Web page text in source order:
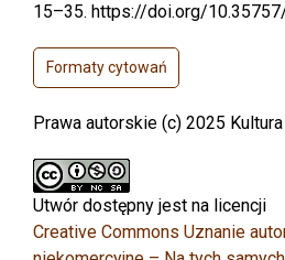
15–35. https://doi.org/
Formaty cytowań
Prawa autorskie (c) 2025
Utwór dostępny jest na licencji
Creative Commons Uznanie